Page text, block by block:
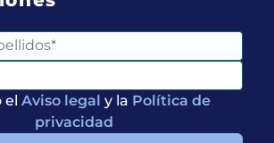
el Aviso legal y la Política de
privacidad